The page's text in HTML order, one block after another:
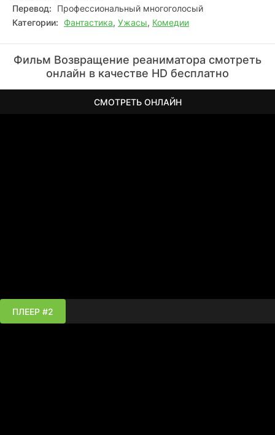
Перевод:
Профессиональный многоголосый
Категории: Фантастика, Ужасы, Комедии
Фильм Возвращение реаниматора смотреть
онлайн в качестве HD бесплатно
СМОТРЕТЬ ОНЛАЙН
ПЛЕЕР #2